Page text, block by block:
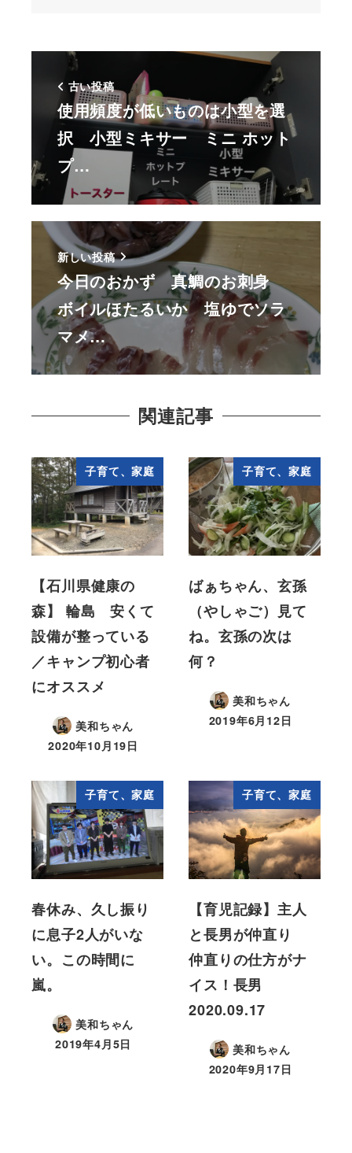
古い投稿
使用頻度が低いものは小型を選
択 小型ミキサー ミニ ホット
プ…
新しい投稿
今日のおかず 真鯛のお刺身
ボイルほたるいか 塩ゆでソラ
マメ…
関連記事
子育て、家庭
【石川県健康の
森】 輪島 安くて
設備が整っている
／キャンプ初心者
にオススメ
美和ちゃん
2020年10月19日
子育て、家庭
ばぁちゃん、玄孫
（やしゃご）見て
ね。玄孫の次は
何？
美和ちゃん
2019年6月12日
子育て、家庭
春休み、久し振り
に息子2人がいな
い。この時間に
嵐。
美和ちゃん
2019年4月5日
子育て、家庭
【育児記録】主人
と長男が仲直り
仲直りの仕方がナ
イス！長男
2020.09.17
美和ちゃん
2020年9月17日